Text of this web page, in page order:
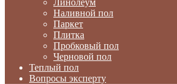
Линолеум
Наливной пол
Паркет
Плитка
Пробковый пол
Черновой пол
Теплый пол
Вопросы эксперту